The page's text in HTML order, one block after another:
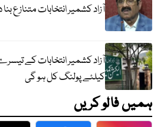
آزاد کشمیر انتخابات متنازع
کیلئے پولنگ کل ہو گی
ہمیں فالو کریں